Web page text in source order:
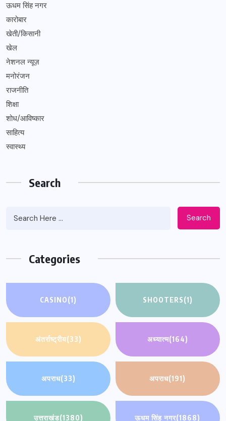
ऊधम सिंह नगर
कारोबार
खेती/किसानी
खेल
नेशनल न्यूज़
मनोरंजन
राजनीति
शिक्षा
शोध/आविष्कार
साहित्य
स्वास्थ्य
Search
Search
Categories
CASINO(1) SHOOTERS(1)
अंतर्राष्ट्रीय(33) अध्यात्म(164)
अपराध(33) अपराध(191)
उत्तराखंड(1380) ऊधम सिंह नगर(1868)